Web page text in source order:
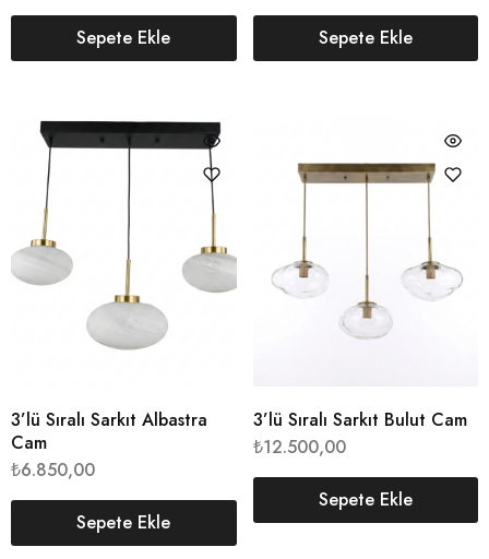
Sepete Ekle Sepete Ekle
3’lü Sıralı Sarkıt Albastra
Cam
₺6.850,00
Sepete Ekle
3’lü Sıralı Sarkıt Bulut Cam
₺12.500,00
Sepete Ekle